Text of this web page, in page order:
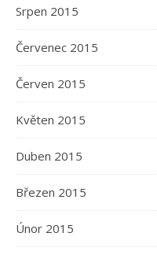
Srpen 2015
Červenec 2015
Červen 2015
Květen 2015
Duben 2015
Březen 2015
Únor 2015